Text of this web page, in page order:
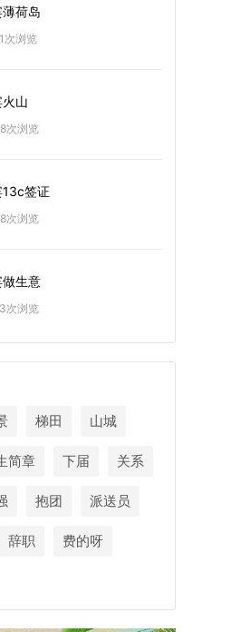
荷岛
次浏览
山
次浏览
13c签证
次浏览
生意
次浏览
梯田 山城
简章 下届 关系
抱团 派送员
辞职 费的呀